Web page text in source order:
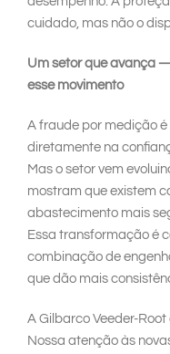
cuidado, mas não o
Um setor que avança
esse movimento
A fraude por medição
diretamente na
Mas o setor vem
mostram que existem
abastecimento mais
Essa transformação é
combinação de
que dão mais
A Gilbarco Veeder-
Nossa atenção às